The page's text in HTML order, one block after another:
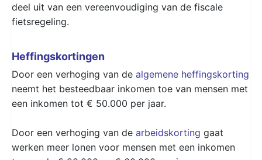
deel uit van een vereenvoudiging van de fiscale
fietsregeling.
Heffingskortingen
Door een verhoging van de algemene heffingskorting
neemt het besteedbaar inkomen toe van mensen met
een inkomen tot € 50.000 per jaar.
Door een verhoging van de arbeidskorting gaat
werken meer lonen voor mensen met een inkomen